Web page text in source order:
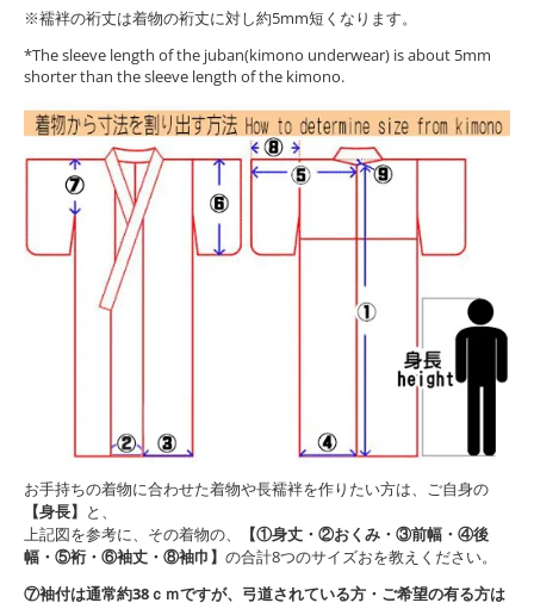
※襦袢の裄丈は着物の裄丈に対し約5mm短くなります。
*The sleeve length of the juban(kimono underwear) is about 5mm
shorter than the sleeve length of the kimono.
お手持ちの着物に合わせた着物や長襦袢を作りたい方は、ご自身の
【身長】 と、
上記図を参考に、その着物の、
【①身丈・②おくみ・③前幅・④後
幅・⑤裄・⑥袖丈・⑧袖巾】 の合計8つのサイズおを教えください。
⑦袖付は通常約38ｃｍですが、弓道されている方・ご希望の有る方は